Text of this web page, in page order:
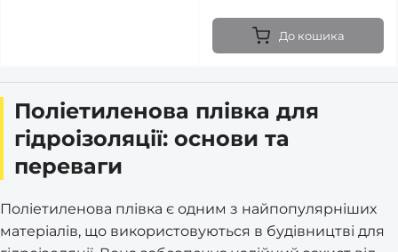
До кошика
Поліетиленова плівка для
гідроізоляції: основи та
переваги
Поліетиленова плівка є одним з найпопулярніших
матеріалів, що використовуються в будівництві для